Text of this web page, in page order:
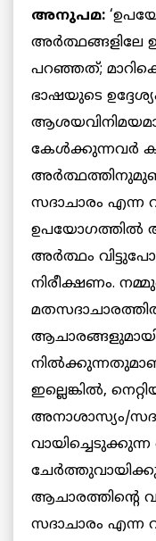
അനുപമ:
അര്‍ത്ഥങ്ങളിലേ
പറഞ്ഞത്;
ഭാഷയുടെ
കേള്‍ക്കുന്നവര്‍
സദാചാരം എന്ന
ഉപയോഗത്തില്‍
അര്‍ത്ഥം
നിരീക്ഷണം.
ആചാരങ്ങളുമായി
ഇല്ലെങ്കില്‍,
അനാശാസ്യം/
ആചാരത്തിന്റെ
സദാചാരം എന്ന